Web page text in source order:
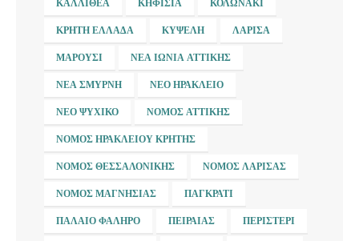
ΚΑΛΛΙΘΈΑ ΚΗΦΙΣΙΆ ΚΟΛΩΝΆΚΙ
ΚΡΉΤΗ ΕΛΛΆΔΑ ΚΥΨΈΛΗ ΛΆΡΙΣΑ
ΜΑΡΟΎΣΙ ΝΈΑ ΙΩΝΊΑ ΑΤΤΙΚΉΣ
ΝΈΑ ΣΜΎΡΝΗ ΝΈΟ ΗΡΆΚΛΕΙΟ
ΝΈΟ ΨΥΧΙΚΌ ΝΟΜΌΣ ΑΤΤΙΚΉΣ
ΝΟΜΌΣ ΗΡΑΚΛΕΊΟΥ ΚΡΉΤΗΣ
ΝΟΜΌΣ ΘΕΣΣΑΛΟΝΊΚΗΣ ΝΟΜΌΣ ΛΆΡΙΣΑΣ
ΝΟΜΌΣ ΜΑΓΝΗΣΊΑΣ ΠΑΓΚΡΆΤΙ
ΠΑΛΑΙΌ ΦΆΛΗΡΟ ΠΕΙΡΑΙΆΣ ΠΕΡΙΣΤΈΡΙ